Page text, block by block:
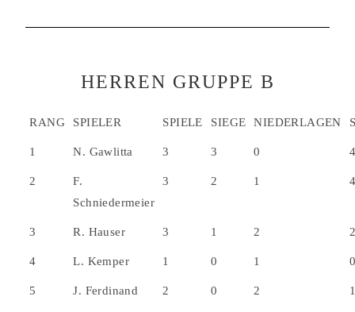
HERREN GRUPPE B
RANG SPIELER SPIELE SIEGE NIEDERLAGEN
1 N. Gawlitta 3 3 0
2
F.
Schniedermeier
3 2 1
3 R. Hauser 3 1 2
4 L. Kemper 1 0 1
5 J. Ferdinand 2 0 2